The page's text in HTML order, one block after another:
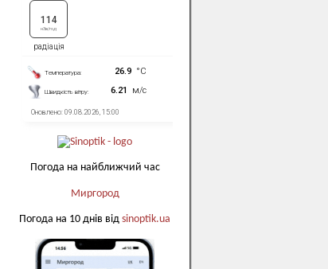
Погода на найближчий час
Миргород
Погода на 10 днів від sinoptik.ua